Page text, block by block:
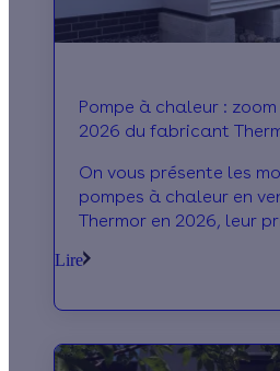
Pompe à chaleur :
2026 du fabricant
On vous présente les
pompes à chaleur en
Thermor en 2026, leur
Lire